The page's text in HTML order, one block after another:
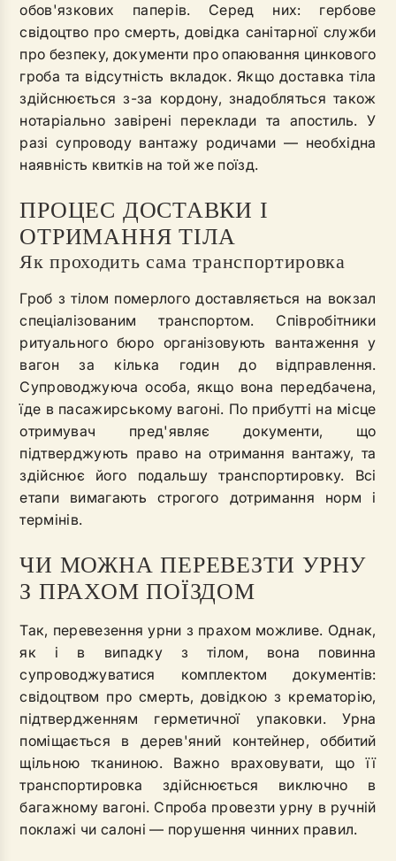
обов'язкових паперів. Серед них: гербове
свідоцтво про смерть, довідка санітарної служби
про безпеку, документи про опаювання цинкового
гроба та відсутність вкладок. Якщо доставка тіла
здійснюється з-за кордону, знадобляться також
нотаріально завірені переклади та апостиль. У
разі супроводу вантажу родичами — необхідна
наявність квитків на той же поїзд.
ПРОЦЕС ДОСТАВКИ І
ОТРИМАННЯ ТІЛА
Як проходить сама транспортировка
Гроб з тілом померлого доставляється на вокзал
спеціалізованим транспортом. Співробітники
ритуального бюро організовують вантаження у
вагон за кілька годин до відправлення.
Супроводжуюча особа, якщо вона передбачена,
їде в пасажирському вагоні. По прибутті на місце
отримувач пред'являє документи, що
підтверджують право на отримання вантажу, та
здійснює його подальшу транспортировку. Всі
етапи вимагають строгого дотримання норм і
термінів.
ЧИ МОЖНА ПЕРЕВЕЗТИ УРНУ
З ПРАХОМ ПОЇЗДОМ
Так, перевезення урни з прахом можливе. Однак,
як і в випадку з тілом, вона повинна
супроводжуватися комплектом документів:
свідоцтвом про смерть, довідкою з крематорію,
підтвердженням герметичної упаковки. Урна
поміщається в дерев'яний контейнер, оббитий
щільною тканиною. Важно враховувати, що її
транспортировка здійснюється виключно в
багажному вагоні. Спроба провезти урну в ручній
поклажі чи салоні — порушення чинних правил.